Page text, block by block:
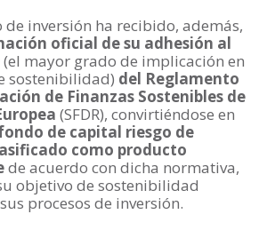
de inversión ha recibido, además,
oficial de su adhesión al
(el mayor grado de implicación en
sostenibilidad) del Reglamento
de Finanzas Sostenibles de
(SFDR), convirtiéndose en
de capital riesgo de
como producto
de acuerdo con dicha normativa,
objetivo de sostenibilidad
procesos de inversión.